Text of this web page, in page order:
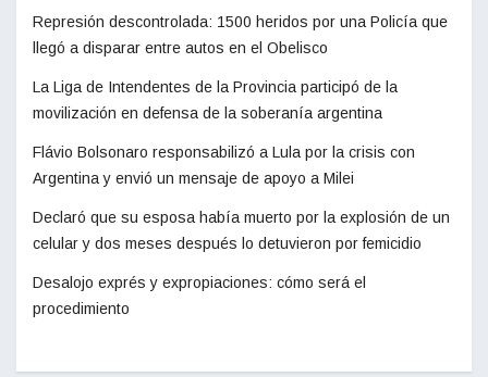
Represión descontrolada: 1500 heridos por una Policía que
llegó a disparar entre autos en el Obelisco
La Liga de Intendentes de la Provincia participó de la
movilización en defensa de la soberanía argentina
Flávio Bolsonaro responsabilizó a Lula por la crisis con
Argentina y envió un mensaje de apoyo a Milei
Declaró que su esposa había muerto por la explosión de un
celular y dos meses después lo detuvieron por femicidio
Desalojo exprés y expropiaciones: cómo será el
procedimiento